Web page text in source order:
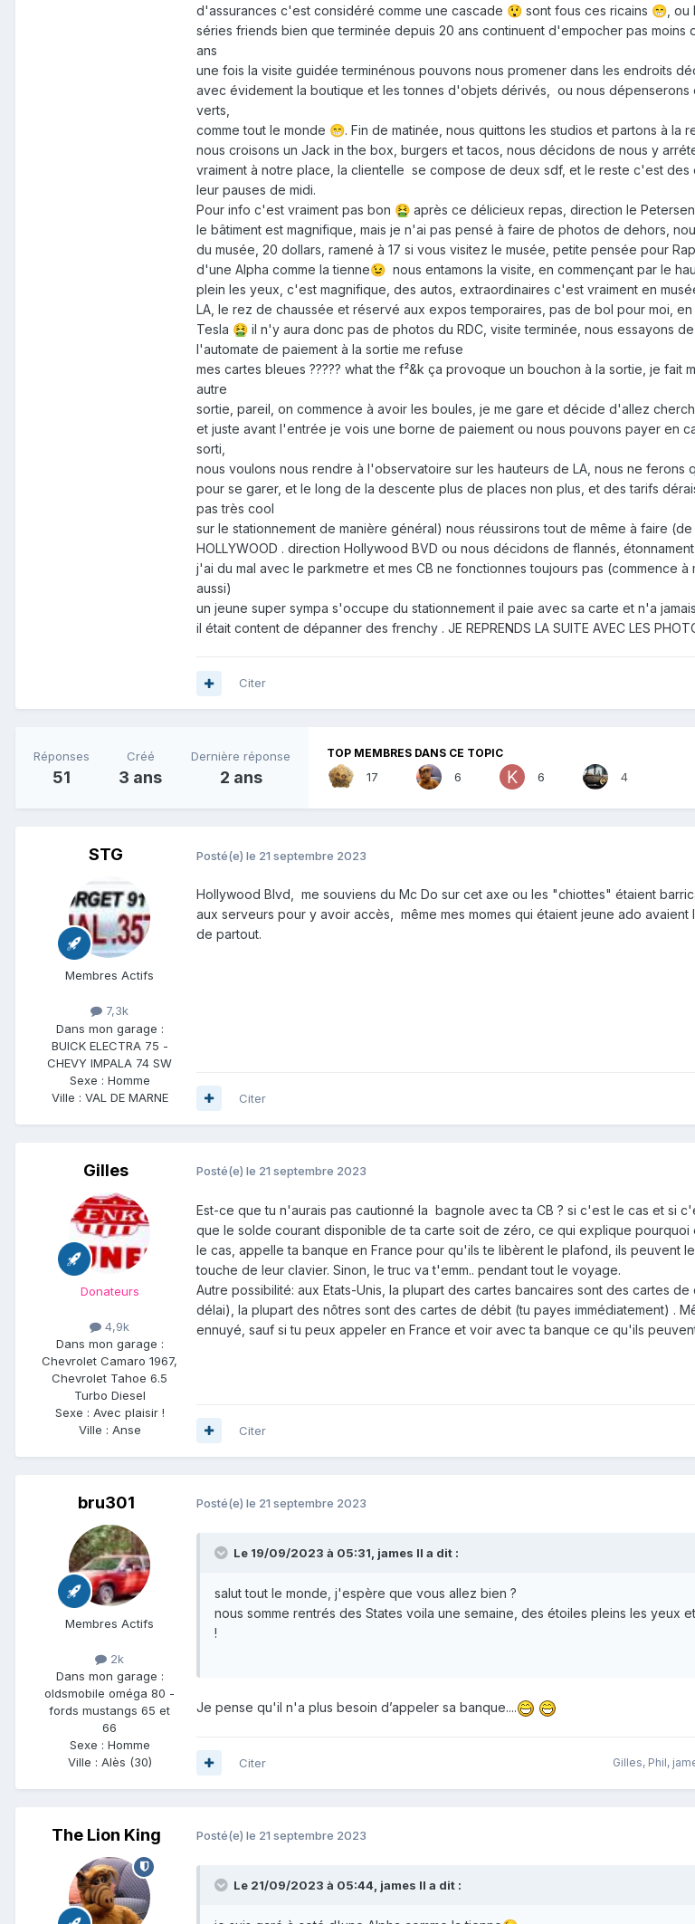
d'assurances c'est considéré comme une cascade 😲 sont fous ces ricains 😁 ,
séries friends bien que terminée depuis 20 ans continuent d'empocher pas moins
ans
une fois la visite guidée terminénous pouvons nous promener dans les endroits
avec évidement la boutique et les tonnes d'objets dérivés, ou nous dépenserons
verts,
comme tout le monde 😁. Fin de matinée, nous quittons les studios et partons à la
nous croisons un Jack in the box, burgers et tacos, nous décidons de nous y
vraiment à notre place, la clientelle se compose de deux sdf, et le reste c'est des
leur pauses de midi.
Pour info c'est vraiment pas bon 🤮 après ce délicieux repas, direction le Petersen
le bâtiment est magnifique, mais je n'ai pas pensé à faire de photos de dehors,
du musée, 20 dollars, ramené à 17 si vous visitez le musée, petite pensée pour
d'une Alpha comme la tienne😉 nous entamons la visite, en commençant par le
plein les yeux, c'est magnifique, des autos, extraordinaires c'est vraiment en
LA, le rez de chaussée et réservé aux expos temporaires, pas de bol pour moi,
Tesla 🤮 il n'y aura donc pas de photos du RDC, visite terminée, nous essayons
l'automate de paiement à la sortie me refuse
mes cartes bleues ????? what the f²&k ça provoque un bouchon à la sortie, je fait
autre
sortie, pareil, on commence à avoir les boules, je me gare et décide d'allez
et juste avant l'entrée je vois une borne de paiement ou nous pouvons payer en
sorti,
nous voulons nous rendre à l'observatoire sur les hauteurs de LA, nous ne ferons
pour se garer, et le long de la descente plus de places non plus, et des tarifs
pas très cool
sur le stationnement de manière général) nous réussirons tout de même à faire
HOLLYWOOD . direction Hollywood BVD ou nous décidons de flannés,
j'ai du mal avec le parkmetre et mes CB ne fonctionnes toujours pas (commence
aussi)
un jeune super sympa s'occupe du stationnement il paie avec sa carte et n'a
il était content de dépanner des frenchy . JE REPRENDS LA SUITE AVEC LES
Citer
Réponses
51
Créé
3 ans
Dernière réponse
2 ans
TOP MEMBRES DANS CE TOPIC
17 6 6 4
STG
Membres Actifs
7,3k
Dans mon garage :
BUICK ELECTRA 75 -
CHEVY IMPALA 74 SW
Sexe : Homme
Ville : VAL DE MARNE
Posté(e) le 21 septembre 2023
Hollywood Blvd, me souviens du Mc Do sur cet axe ou les "chiottes" étaient
aux serveurs pour y avoir accès, même mes momes qui étaient jeune ado
de partout.
Citer
Gilles
Donateurs
4,9k
Dans mon garage :
Chevrolet Camaro 1967,
Chevrolet Tahoe 6.5
Turbo Diesel
Sexe : Avec plaisir !
Ville : Anse
Posté(e) le 21 septembre 2023
Est-ce que tu n'aurais pas cautionné la bagnole avec ta CB ? si c'est le cas et si
que le solde courant disponible de ta carte soit de zéro, ce qui explique
le cas, appelle ta banque en France pour qu'ils te libèrent le plafond, ils peuvent
touche de leur clavier. Sinon, le truc va t'emm.. pendant tout le voyage.
Autre possibilité: aux Etats-Unis, la plupart des cartes bancaires sont des cartes
délai), la plupart des nôtres sont des cartes de débit (tu payes immédiatement) .
ennuyé, sauf si tu peux appeler en France et voir avec ta banque ce qu'ils
Citer
bru301
Membres Actifs
2k
Dans mon garage :
oldsmobile oméga 80 -
fords mustangs 65 et
66
Sexe : Homme
Ville : Alès (30)
Posté(e) le 21 septembre 2023
Le 19/09/2023 à 05:31, james ll a dit :
salut tout le monde, j'espère que vous allez bien ?
nous somme rentrés des States voila une semaine, des étoiles pleins les yeux
!
Je pense qu'il n'a plus besoin d’appeler sa banque....
Gilles, Phil,
Citer
The Lion King Posté(e) le 21 septembre 2023
Le 21/09/2023 à 05:44, james ll a dit :